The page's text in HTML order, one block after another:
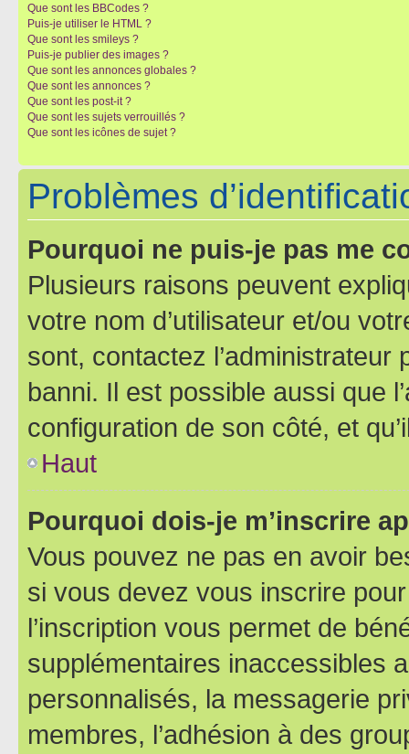
Que sont les BBCodes ?
Puis-je utiliser le HTML ?
Que sont les smileys ?
Puis-je publier des images ?
Que sont les annonces globales ?
Que sont les annonces ?
Que sont les post-it ?
Que sont les sujets verrouillés ?
Que sont les icônes de sujet ?
Problèmes
Pourquoi ne puis-je pas me
Plusieurs raisons peuvent
votre nom d’utilisateur et/ou
sont, contactez l’administrateur
banni. Il est possible aussi que
configuration de son côté, et
Haut
Pourquoi dois-je m’inscrire
Vous pouvez ne pas en avoir
si vous devez vous inscrire
l’inscription vous permet de
supplémentaires inaccessibles
personnalisés, la messagerie
membres, l’adhésion à des